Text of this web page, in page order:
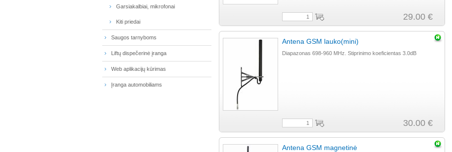
Garsiakalbiai, mikrofonai
Kiti priedai
Saugos tarnyboms
Liftų dispečerinė įranga
Web aplikacijų kūrimas
Įranga automobiliams
29.00 €
Antena GSM lauko(mini)
Diapazonas 698-960 MHz. Stiprinimo koeficientas 3.0dB
30.00 €
Antena GSM magnetinė